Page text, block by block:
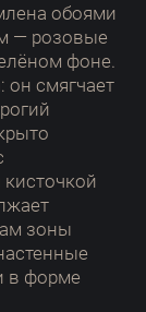
обоями
— розовые
фоне.
он смягчает
зоны
в форме